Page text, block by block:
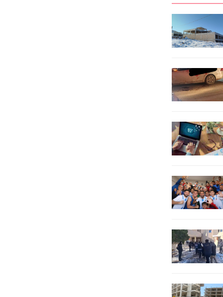
Başkan Yükselir, yaptığı teşekkür
konuşmasında, amatör sporlara
yönelik projelerinin devam
edeceğini ve yeni...